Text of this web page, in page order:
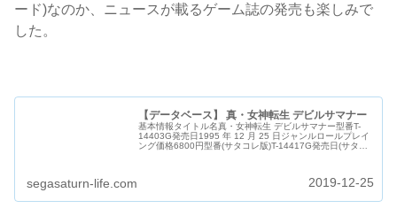
ード)なのか、ニュースが載るゲーム誌の発売も楽しみで
した。
【データベース】 真・女神転生 デビルサマナー
基本情報タイトル名真・女神転生 デビルサマナー型番T-
14403G発売日1995 年 12 月 25 日ジャンルロールプレイ
ング価格6800円型番(サタコレ版)T-14417G発売日(サタコ
segasaturn-life.com 2019-12-25